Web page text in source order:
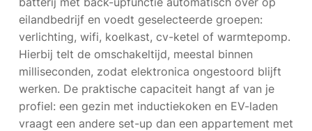
eilandbedrijf en voedt geselecteerde groepen:
verlichting, wifi, koelkast, cv-ketel of warmtepomp.
Hierbij telt de omschakeltijd, meestal binnen
milliseconden, zodat elektronica ongestoord blijft
werken. De praktische capaciteit hangt af van je
profiel: een gezin met inductiekoken en EV-laden
vraagt een andere set-up dan een appartement met